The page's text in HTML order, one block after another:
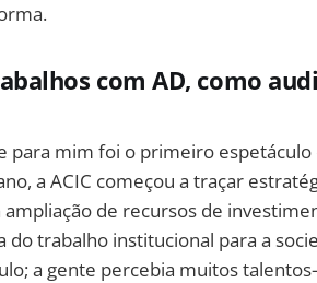
com AD, como
mim foi o primeiro espetáculo
a ACIC começou a traçar
de recursos de
do trabalho institucional para a
a gente percebia muitos